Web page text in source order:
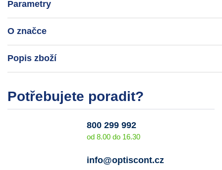
Parametry
O značce
Popis zboží
Potřebujete poradit?
800 299 992
od 8.00 do 16.30
info@optiscont.cz